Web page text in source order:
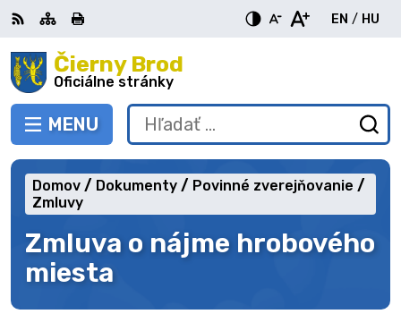
Preskočiť
na
obsah Čierny Brod
Oficiálne stránky
PREPNÚŤ
MENU
RSS MapaTlačiť
EN
English
/ HU
Hľadať:
Zmluva o nájme hrobového
miesta
Domov Dokumenty
Povinné zverejňovanie
Zmluvy